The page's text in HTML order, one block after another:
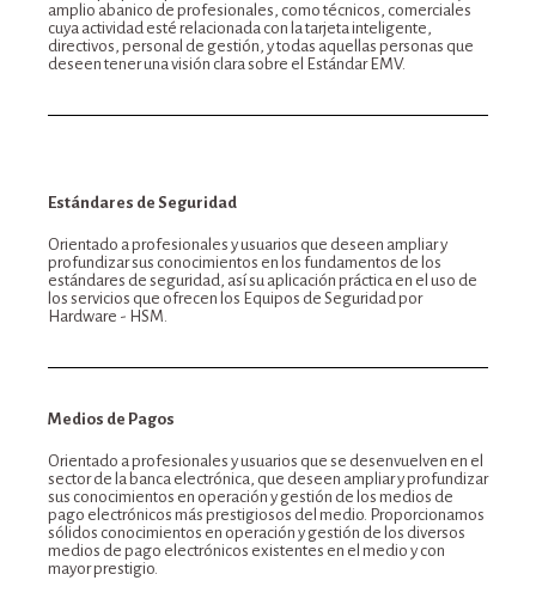
amplio abanico de profesionales, como técnicos, comerciales
cuya actividad esté relacionada con la tarjeta inteligente,
directivos, personal de gestión, y todas aquellas personas que
deseen tener una visión clara sobre el Estándar EMV.
Estándares de Seguridad
Orientado a profesionales y usuarios que deseen ampliar y
profundizar sus conocimientos en los fundamentos de los
estándares de seguridad, así su aplicación práctica en el uso de
los servicios que ofrecen los Equipos de Seguridad por
Hardware - HSM.
Medios de Pagos
Orientado a profesionales y usuarios que se desenvuelven en el
sector de la banca electrónica, que deseen ampliar y profundizar
sus conocimientos en operación y gestión de los medios de
pago electrónicos más prestigiosos del medio. Proporcionamos
sólidos conocimientos en operación y gestión de los diversos
medios de pago electrónicos existentes en el medio y con
mayor prestigio.